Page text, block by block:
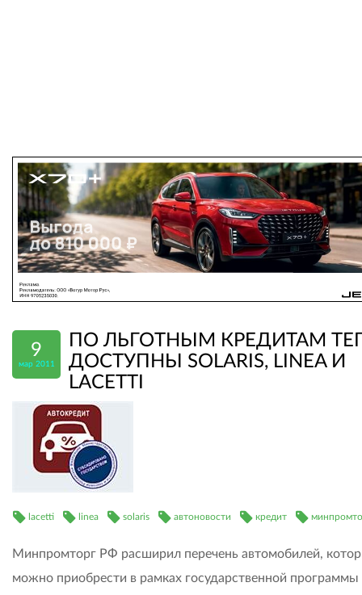
9
мар 2011
ПО ЛЬГОТНЫМ КРЕДИТАМ
ДОСТУПНЫ SOLARIS, LINEA И
LACETTI
lacetti linea solaris автоновости кредит
Минпромторг РФ расширил перечень автомобилей,
можно приобрести в рамках государственной программы